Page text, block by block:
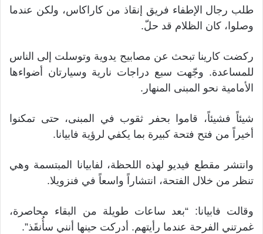
طلب رجال الإطفاء فريق إنقاذ من كاراكاس، ولكن عندما
وصلوا، كان الظلام قد حلّ.
ركضت كارينا تبحث عن مصابيح يدوية وتوسلت إلى الناس
للمساعدة. وجّهت سبع دراجات نارية وسيارتان أضواءها
الأمامية نحو المبنى المنهار.
شيئاً فشيئاً، قاموا بحفر ثقوب في المبنى، حتى تمكنوا
أخيراً من فتح فتحة كبيرة بما يكفي لرؤية فابيانا.
وانتشر مقطع فيديو لهذه اللحظة، لفابيانا المبتسمة وهي
تنظر من خلال الفتحة، انتشاراً واسعاً في فنزويلا.
وقالت فابيانا: “بعد ساعات طويلة من البقاء محاصرة،
غمرتني الفرحة عندما رأيتهم. أدركت حينها أنني سأُنقَذ”.